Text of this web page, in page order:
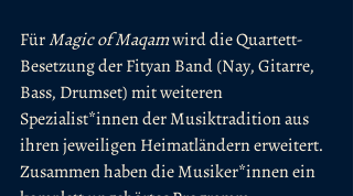
Für Magic of Maqam wird die Quartett-
Besetzung der Fityan Band (Nay, Gitarre,
Bass, Drumset) mit weiteren
Spezialist*innen der Musiktradition aus
ihren jeweiligen Heimatländern erweitert.
Zusammen haben die Musiker*innen ein